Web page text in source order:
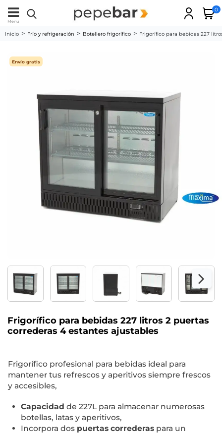
Menu
0
Inicio Frío y refrigeración Botellero frigorífico Frigorífico para bebidas 227
Envío gratis
Frigorífico para bebidas 227 litros 2 puertas
correderas 4 estantes ajustables
Frigorífico profesional para bebidas ideal para
mantener tus refrescos y aperitivos siempre frescos
y accesibles,
Capacidad de 227L para almacenar numerosas
botellas, latas y aperitivos,
Incorpora dos puertas correderas para un